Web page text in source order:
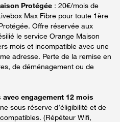
Protégée : 20€/mois de
Max Fibre pour toute 1ère
Offre réservée aux
le service Orange Maison
mois et incompatible avec une
adresse. Perte de la remise en
de déménagement ou de
engagement 12 mois
sous réserve d’éligibilité et de
(Répéteur Wifi,